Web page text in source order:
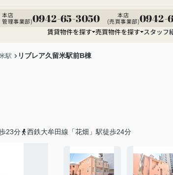
本店
管理事業部)0942-65-3050
本店
(売買事業部)0942-
賃貸物件を探す 売買物件を探す スタッフ
駅 リブレア久留米駅前B棟
23分 西鉄大牟田線「花畑」駅徒歩24分